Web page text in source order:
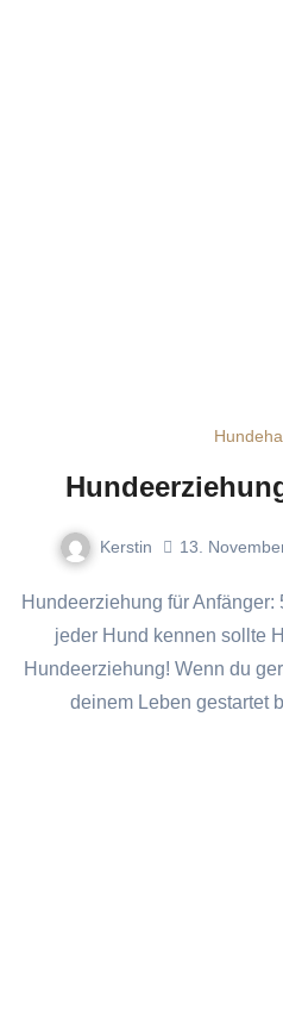
Kerstin 13.
Hundeerziehung für Anfänger: 5 wichtige Kommandos, die
jeder Hund kennen sollte
Hundeerziehung! Wenn du
deinem Leben gestartet